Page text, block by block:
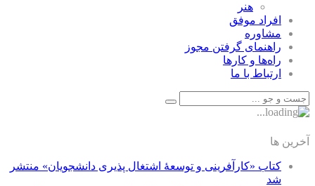
هنر
افراد موفق
مشاوره
راهنمای گرفتن مجوز
راه‌ها و كارها
ارتباط با ما
آخرین ها
کتاب «کارآفرینی و توسعۀ اشتغال پذیری دانشجویان» منتشر
شد